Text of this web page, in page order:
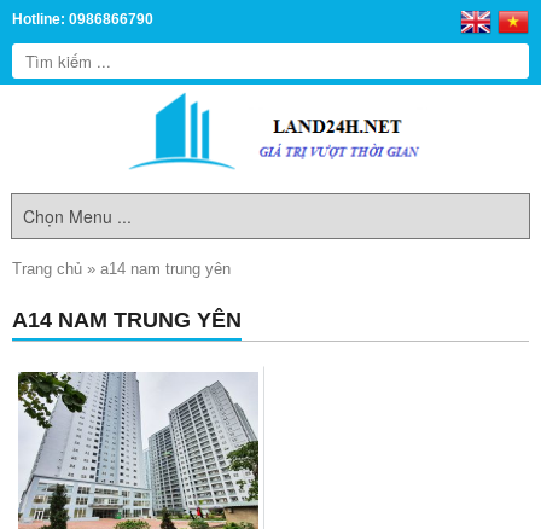
Hotline: 0986866790
Trang chủ » a14 nam trung yên
A14 NAM TRUNG YÊN